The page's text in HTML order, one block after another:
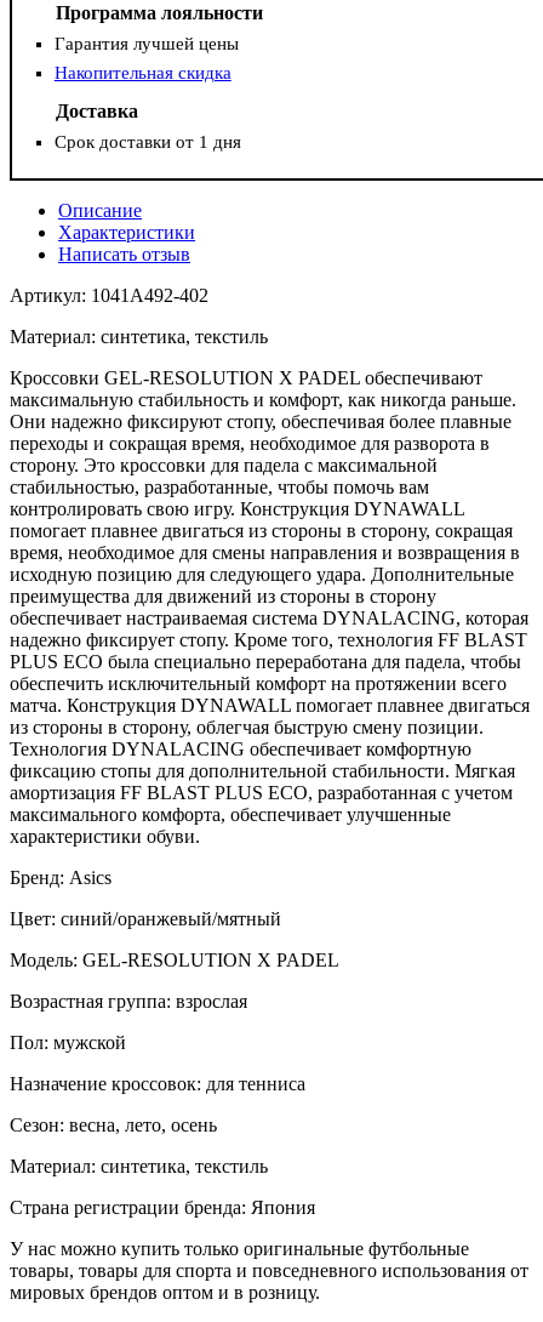
Программа лояльности
Гарантия лучшей цены
Накопительная скидка
Доставка
Срок доставки от 1 дня
Описание
Характеристики
Написать отзыв
Артикул: 1041A492-402
Материал: синтетика, текстиль
Кроссовки GEL-RESOLUTION X PADEL обеспечивают
максимальную стабильность и комфорт, как никогда раньше.
Они надежно фиксируют стопу, обеспечивая более плавные
переходы и сокращая время, необходимое для разворота в
сторону. Это кроссовки для падела с максимальной
стабильностью, разработанные, чтобы помочь вам
контролировать свою игру. Конструкция DYNAWALL
помогает плавнее двигаться из стороны в сторону, сокращая
время, необходимое для смены направления и возвращения в
исходную позицию для следующего удара. Дополнительные
преимущества для движений из стороны в сторону
обеспечивает настраиваемая система DYNALACING, которая
надежно фиксирует стопу. Кроме того, технология FF BLAST
PLUS ECO была специально переработана для падела, чтобы
обеспечить исключительный комфорт на протяжении всего
матча. Конструкция DYNAWALL помогает плавнее двигаться
из стороны в сторону, облегчая быструю смену позиции.
Технология DYNALACING обеспечивает комфортную
фиксацию стопы для дополнительной стабильности. Мягкая
амортизация FF BLAST PLUS ECO, разработанная с учетом
максимального комфорта, обеспечивает улучшенные
характеристики обуви.
Бренд: Asics
Цвет: синий/оранжевый/мятный
Модель: GEL-RESOLUTION X PADEL
Возрастная группа: взрослая
Пол: мужской
Назначение кроссовок: для тенниса
Сезон: весна, лето, осень
Материал: синтетика, текстиль
Страна регистрации бренда: Япония
У нас можно купить только оригинальные футбольные
товары, товары для спорта и повседневного использования от
мировых брендов оптом и в розницу.